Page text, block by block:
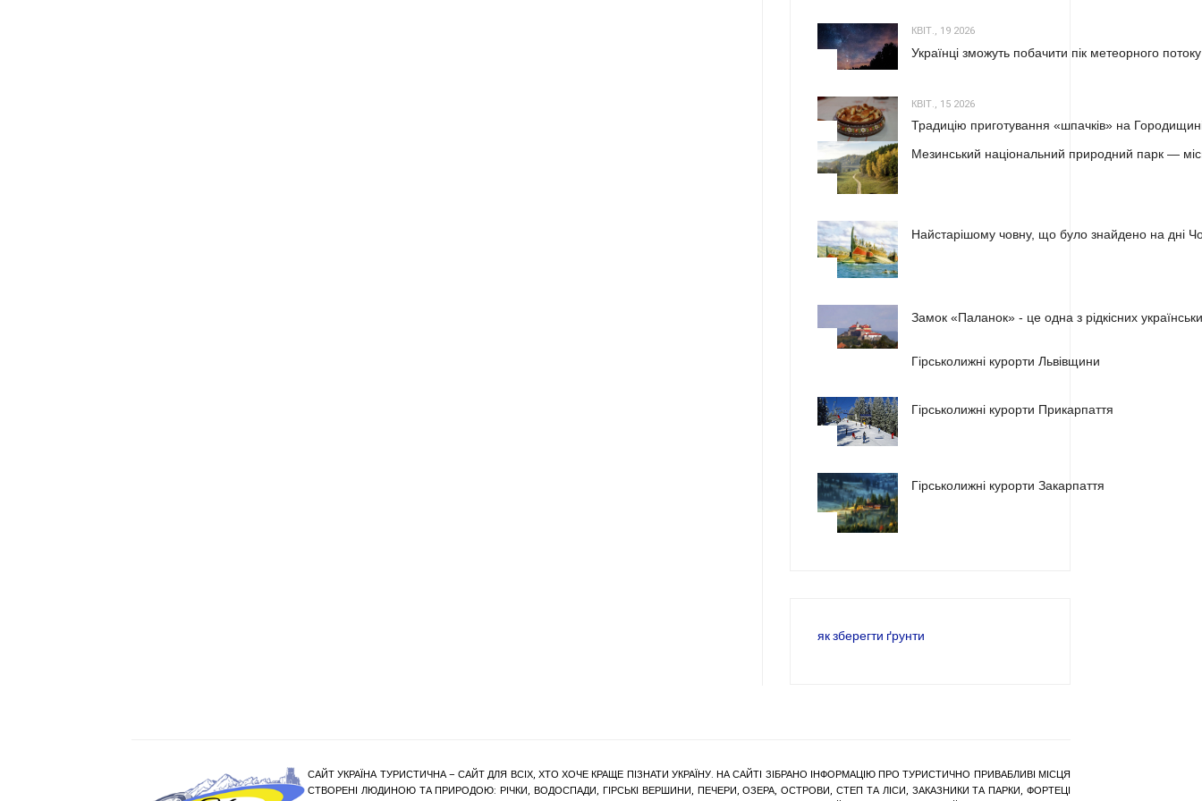
КВІТ., 19 2026
Українці зможуть побачити пік метеорного
КВІТ., 15 2026
Традицію приготування «шпачків» на
Мезинський національний природний парк —
Найстарішому човну, що було знайдено на дні
Замок «Паланок» - це одна з рідкісних
Гірськолижні курорти Львівщини
Гірськолижні курорти Прикарпаття
Гірськолижні курорти Закарпаття
як зберегти ґрунти
САЙТ УКРАЇНА ТУРИСТИЧНА – САЙТ ДЛЯ ВСІХ, ХТО ХОЧЕ КРАЩЕ ПІЗНАТИ УКРАЇНУ. НА САЙТІ ЗІБРАНО ІНФОРМАЦІЮ ПРО ТУРИСТИЧНО ПРИВАБЛИВІ МІСЦЯ
СТВОРЕНІ ЛЮДИНОЮ ТА ПРИРОДОЮ: РІЧКИ, ВОДОСПАДИ, ГІРСЬКІ ВЕРШИНИ, ПЕЧЕРИ, ОЗЕРА, ОСТРОВИ, СТЕП ТА ЛІСИ, ЗАКАЗНИКИ ТА ПАРКИ, ФОРТЕЦІ